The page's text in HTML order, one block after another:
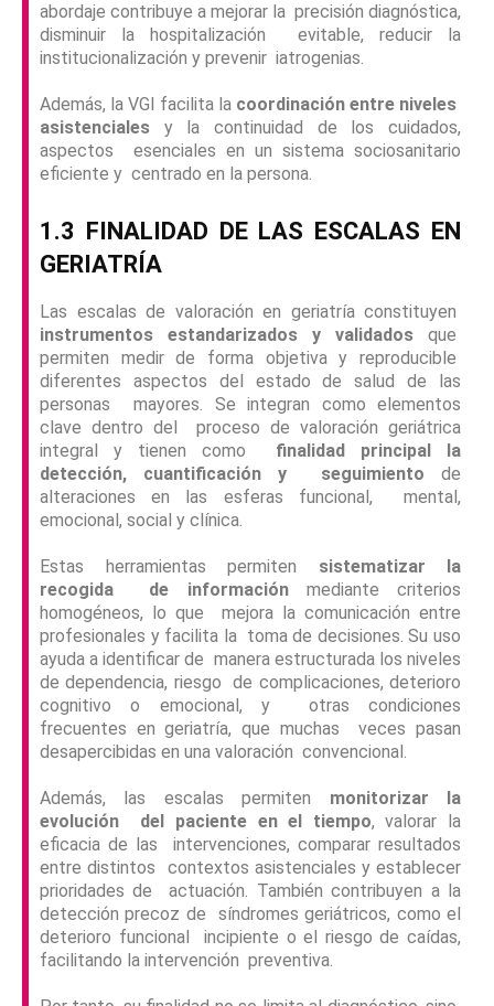
abordaje contribuye a mejorar la precisión diagnóstica,
disminuir la hospitalización evitable, reducir la
institucionalización y prevenir iatrogenias.
Además, la VGI facilita la coordinación entre niveles
asistenciales y la continuidad de los cuidados,
aspectos esenciales en un sistema sociosanitario
eficiente y centrado en la persona.
1.3 FINALIDAD DE LAS ESCALAS EN
GERIATRÍA
Las escalas de valoración en geriatría constituyen
instrumentos estandarizados y validados que
permiten medir de forma objetiva y reproducible
diferentes aspectos del estado de salud de las
personas mayores. Se integran como elementos
clave dentro del proceso de valoración geriátrica
integral y tienen como finalidad principal la
detección, cuantificación y seguimiento de
alteraciones en las esferas funcional, mental,
emocional, social y clínica.
Estas herramientas permiten sistematizar la
recogida de información mediante criterios
homogéneos, lo que mejora la comunicación entre
profesionales y facilita la toma de decisiones. Su uso
ayuda a identificar de manera estructurada los niveles
de dependencia, riesgo de complicaciones, deterioro
cognitivo o emocional, y otras condiciones
frecuentes en geriatría, que muchas veces pasan
desapercibidas en una valoración convencional.
Además, las escalas permiten monitorizar la
evolución del paciente en el tiempo, valorar la
eficacia de las intervenciones, comparar resultados
entre distintos contextos asistenciales y establecer
prioridades de actuación. También contribuyen a la
detección precoz de síndromes geriátricos, como el
deterioro funcional incipiente o el riesgo de caídas,
facilitando la intervención preventiva.